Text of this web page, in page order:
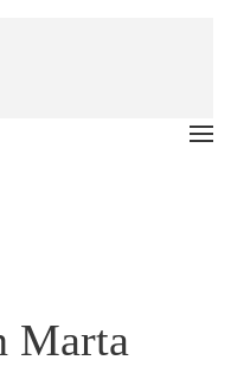
Marta